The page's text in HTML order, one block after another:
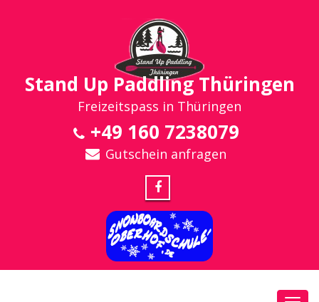
Stand Up Paddling Thüringen
Freizeitspass in Thüringen
+49 160 7238079
Gutschein anfragen